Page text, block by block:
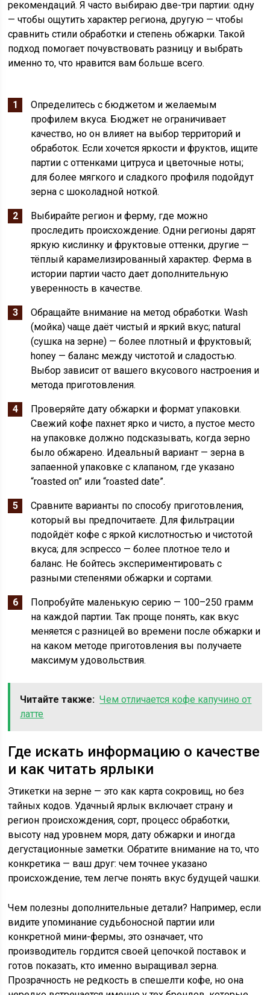
рекомендаций. Я часто выбираю две-три партии: одну
— чтобы ощутить характер региона, другую — чтобы
сравнить стили обработки и степень обжарки. Такой
подход помогает почувствовать разницу и выбрать
именно то, что нравится вам больше всего.
Определитесь с бюджетом и желаемым
профилем вкуса. Бюджет не ограничивает
качество, но он влияет на выбор территорий и
обработок. Если хочется яркости и фруктов, ищите
партии с оттенками цитруса и цветочные ноты;
для более мягкого и сладкого профиля подойдут
зерна с шоколадной ноткой.
Выбирайте регион и ферму, где можно
проследить происхождение. Одни регионы дарят
яркую кислинку и фруктовые оттенки, другие —
тёплый карамелизированный характер. Ферма в
истории партии часто дает дополнительную
уверенность в качестве.
Обращайте внимание на метод обработки. Wash
(мойка) чаще даёт чистый и яркий вкус; natural
(сушка на зерне) — более плотный и фруктовый;
honey — баланс между чистотой и сладостью.
Выбор зависит от вашего вкусового настроения и
метода приготовления.
Проверяйте дату обжарки и формат упаковки.
Свежий кофе пахнет ярко и чисто, а пустое место
на упаковке должно подсказывать, когда зерно
было обжарено. Идеальный вариант — зерна в
запаенной упаковке с клапаном, где указано
“roasted on” или “roasted date”.
Сравните варианты по способу приготовления,
который вы предпочитаете. Для фильтрации
подойдёт кофе с яркой кислотностью и чистотой
вкуса; для эспрессо — более плотное тело и
баланс. Не бойтесь экспериментировать с
разными степенями обжарки и сортами.
Попробуйте маленькую серию — 100–250 грамм
на каждой партии. Так проще понять, как вкус
меняется с разницей во времени после обжарки и
на каком методе приготовления вы получаете
максимум удовольствия.
Читайте также: Чем отличается кофе капучино от
латте
Где искать информацию о качестве
и как читать ярлыки
Этикетки на зерне — это как карта сокровищ, но без
тайных кодов. Удачный ярлык включает страну и
регион происхождения, сорт, процесс обработки,
высоту над уровнем моря, дату обжарки и иногда
дегустационные заметки. Обратите внимание на то, что
конкретика — ваш друг: чем точнее указано
происхождение, тем легче понять вкус будущей чашки.
Чем полезны дополнительные детали? Например, если
видите упоминание судьбоносной партии или
конкретной мини-фермы, это означает, что
производитель гордится своей цепочкой поставок и
готов показать, кто именно выращивал зерна.
Прозрачность не редкость в спешелти кофе, но она